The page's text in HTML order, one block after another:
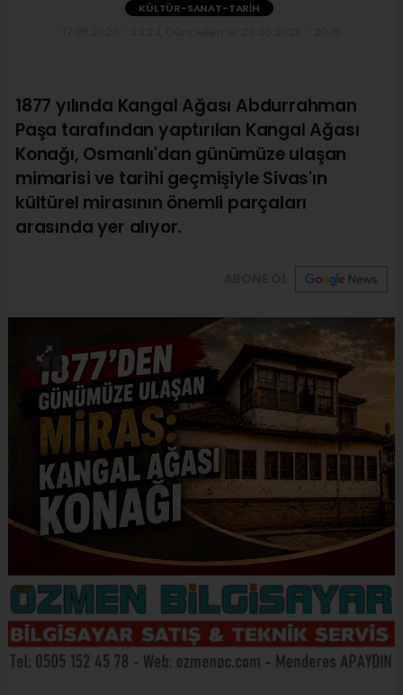
KÜLTÜR-SANAT-TARIH
1877 yılında Kangal Ağası Abdurrahman
Paşa tarafından yaptırılan Kangal Ağası
Konağı, Osmanlı'dan günümüze ulaşan
mimarisi ve tarihi geçmişiyle Sivas'ın
kültürel mirasının önemli parçaları
arasında yer alıyor.